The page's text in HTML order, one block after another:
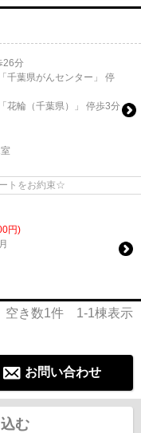
26分
千葉県がんセンター」 停
花輪（千葉県）」 停歩3分
トをお約束☆
円)
空き数1件 1-1棟表示
お問い合わせ
む